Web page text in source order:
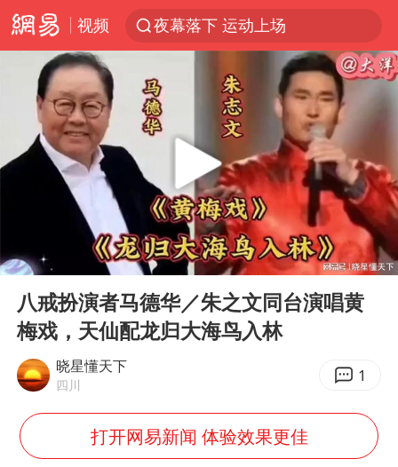
视频
夜幕落下 运动上场
汪峰阻止14岁女儿买大牌
泸溪河：桃酥吃出金属牙冠视频不实
27岁女子组织卖淫集团被悬赏通缉
改名后的“青海拉面”店
泰国校园枪击案死亡人数升至7人
火把节震撼瞬间
公司“上四休三”但要降薪1000元
泰高官回应中国人在泰遭歧视：全面调查
四川宜宾市高县发生4.9级地震
粉笔教育发布“自曝式”公开信
Play
00:00 02:18
八戒扮演者马德华／朱之文同台演唱黄
梅戏，天仙配龙归大海鸟入林
晓星懂天下
四川 1
打开网易新闻 体验效果更佳